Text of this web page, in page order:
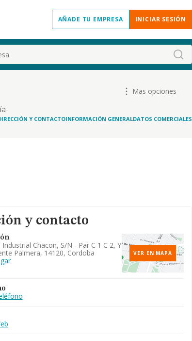
AÑADE TU EMPRESA INICIAR SESIÓN
Mas opciones
Y CONTACTOINFORMACIÓN GENERALDATOS COMERCIALES
y contacto
Chacon, S/n - Par C 1 C 2, Y
Palmera, 14120, Cordoba
VER EN MAPA